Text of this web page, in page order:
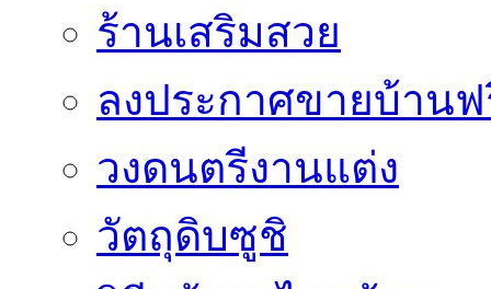
ร้านเสริมสวย
ลงประกาศขายบ้าน
วงดนตรีงานแต่ง
วัตถุดิบซูชิ